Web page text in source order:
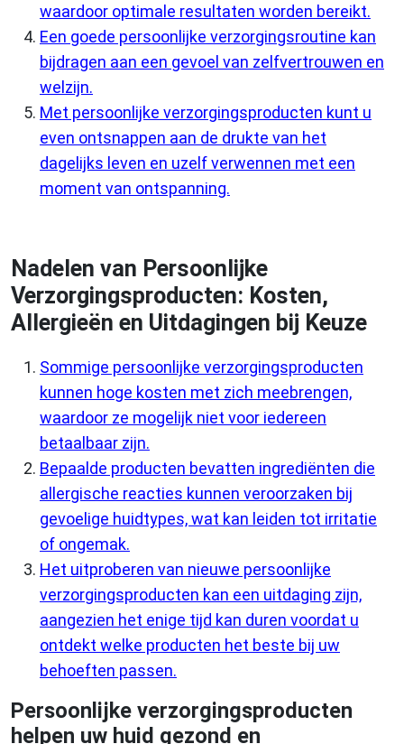
waardoor optimale resultaten worden bereikt.
Een goede persoonlijke verzorgingsroutine kan
bijdragen aan een gevoel van zelfvertrouwen en
welzijn.
Met persoonlijke verzorgingsproducten kunt u
even ontsnappen aan de drukte van het
dagelijks leven en uzelf verwennen met een
moment van ontspanning.
Nadelen van Persoonlijke
Verzorgingsproducten: Kosten,
Allergieën en Uitdagingen bij Keuze
Sommige persoonlijke verzorgingsproducten
kunnen hoge kosten met zich meebrengen,
waardoor ze mogelijk niet voor iedereen
betaalbaar zijn.
Bepaalde producten bevatten ingrediënten die
allergische reacties kunnen veroorzaken bij
gevoelige huidtypes, wat kan leiden tot irritatie
of ongemak.
Het uitproberen van nieuwe persoonlijke
verzorgingsproducten kan een uitdaging zijn,
aangezien het enige tijd kan duren voordat u
ontdekt welke producten het beste bij uw
behoeften passen.
Persoonlijke verzorgingsproducten
helpen uw huid gezond en